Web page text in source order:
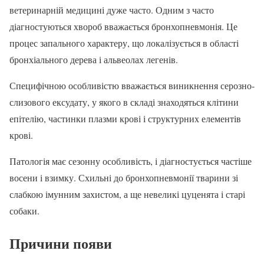
ветеринарній медицині дуже часто. Одним з часто
діагностуються хвороб вважається бронхопневмонія. Це
процес запального характеру, що локалізується в області
бронхіального дерева і альвеолах легенів.
Специфічною особливістю вважається виникнення серозно-
слизового ексудату, у якого в складі знаходяться клітини
епітелію, частинки плазми крові і структурних елементів
крові.
Патологія має сезонну особливість, і діагностується частіше
восени і взимку. Схильні до бронхопневмонії тварини зі
слабкою імунним захистом, а ще невеликі цуценята і старі
собаки.
Причини появи